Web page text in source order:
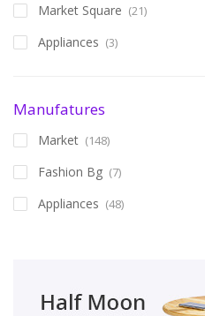
Market Square (21)
Appliances (3)
Manufatures
Market (148)
Fashion Bg (7)
Appliances (48)